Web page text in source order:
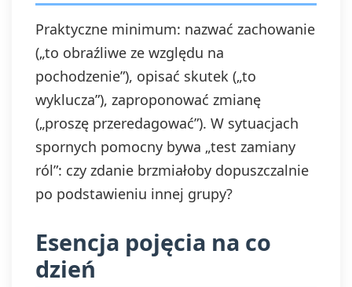
Praktyczne minimum: nazwać zachowanie
(„to obraźliwe ze względu na
pochodzenie”), opisać skutek („to
wyklucza”), zaproponować zmianę
(„proszę przeredagować”). W sytuacjach
spornych pomocny bywa „test zamiany
ról”: czy zdanie brzmiałoby dopuszczalnie
po podstawieniu innej grupy?
Esencja pojęcia na co
dzień